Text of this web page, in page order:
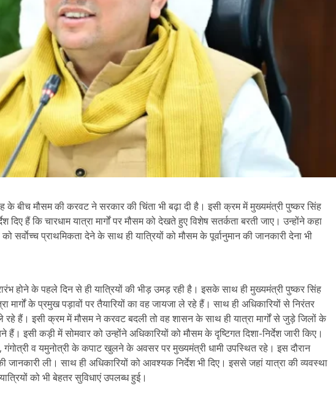
के बीच मौसम की करवट ने सरकार की चिंता भी बढ़ा दी है। इसी क्रम में मुख्यमंत्री पुष्कर सिंह
दिए हैं कि चारधाम यात्रा मार्गों पर मौसम को देखते हुए विशेष सतर्कता बरती जाए। उन्होंने कहा
सर्वाेच्च प्राथमिकता देने के साथ ही यात्रियों को मौसम के पूर्वानुमान की जानकारी देना भी
होने के पहले दिन से ही यात्रियों की भीड़ उमड़ रही है। इसके साथ ही मुख्यमंत्री पुष्कर सिंह
मार्गों के प्रमुख पड़ावों पर तैयारियों का वह जायजा ले रहे हैं। साथ ही अधिकारियों से निरंतर
हैं। इसी क्रम में मौसम ने करवट बदली तो वह शासन के साथ ही यात्रा मार्गों से जुड़े जिलों के
इसी कड़ी में सोमवार को उन्होंने अधिकारियों को मौसम के दृष्टिगत दिशा-निर्देश जारी किए।
गंगोत्री व यमुनोत्री के कपाट खुलने के अवसर पर मुख्यमंत्री धामी उपस्थित रहे। इस दौरान
जानकारी ली। साथ ही अधिकारियों को आवश्यक निर्देश भी दिए। इससे जहां यात्रा की व्यवस्था
को भी बेहतर सुविधाएं उपलब्ध हुई।